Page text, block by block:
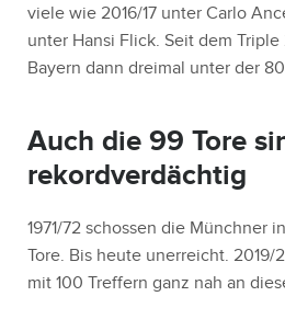
viele wie 2016/17 unter Carlo
unter Hansi Flick. Seit dem
Bayern dann dreimal unter der
Auch die 99 Tore
rekordverdächtig
1971/72 schossen die Münchner
Tore. Bis heute unerreicht. 2019/
mit 100 Treffern ganz nah an